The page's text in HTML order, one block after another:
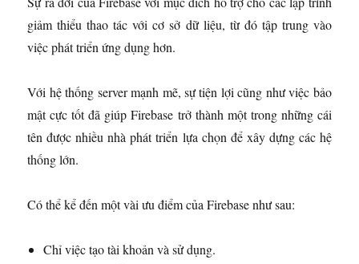
giảm thiểu thao tác với cơ sở dữ liệu, từ đó tập trung vào
việc phát triển ứng dụng hơn.
Với hệ thống server mạnh mẽ, sự tiện lợi cũng như việc bảo
mật cực tốt đã giúp Firebase trở thành một trong những cái
tên được nhiều nhà phát triển lựa chọn để xây dựng các hệ
thống lớn.
Có thể kể đến một vài ưu điểm của Firebase như sau:
Chỉ việc tạo tài khoản và sử dụng.